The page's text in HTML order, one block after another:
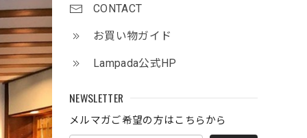
CONTACT
お買い物ガイド
Lampada公式HP
NEWSLETTER
メルマガご希望の方はこちらから